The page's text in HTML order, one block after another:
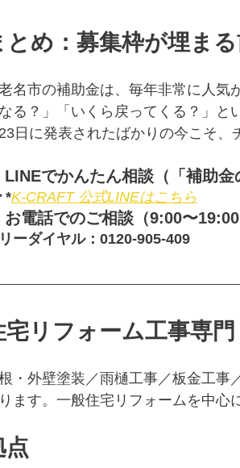
とめ：募集枠が埋ま
名市の補助金は、毎年非常に人気
る？」「いくら戻ってくる？」と
日に発表されたばかりの今こそ、
LINEでかんたん相談（「補助
*K-CRAFT 公式LINEはこちら
お電話でのご相談（9:00〜19:00
ーダイヤル：0120-905-409
宅リフォーム工事専
・外壁塗装／雨樋工事／板金工事
ます。一般住宅リフォームを中心に
点